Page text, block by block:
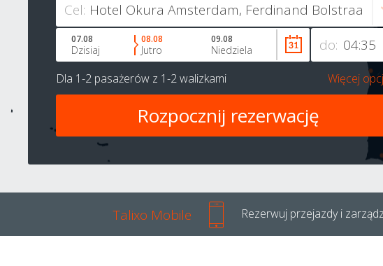
Cel:
do:
07.08
Dzisiaj
08.08
Jutro
09.08
Niedziela
Dla 1-2 pasażerów z 1-2 walizkami Więcej
Talixo Mobile Rezerwuj przejazdy i